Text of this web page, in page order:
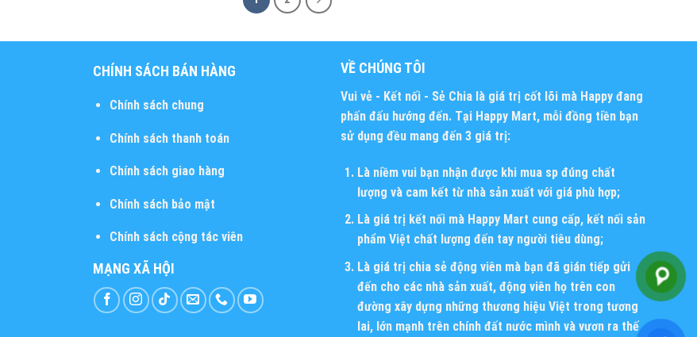
CHÍNH SÁCH BÁN HÀNG
Chính sách chung
Chính sách thanh toán
Chính sách giao hàng
Chính sách bảo mật
Chính sách cộng tác viên
MẠNG XÃ HỘI
VỀ CHÚNG TÔI
Vui vẻ - Kết nối - Sẻ Chia là giá trị cốt lõi mà Happy đang
phấn đấu hướng đến. Tại Happy Mart, mỗi đồng tiền bạn
sử dụng đều mang đến 3 giá trị:
Là niềm vui bạn nhận được khi mua sp đúng chất
lượng và cam kết từ nhà sản xuất với giá phù hợp;
Là giá trị kết nối mà Happy Mart cung cấp, kết nối sản
phẩm Việt chất lượng đến tay người tiêu dùng;
Là giá trị chia sẻ động viên mà bạn đã gián tiếp gửi
đến cho các nhà sản xuất, động viên họ trên con
đường xây dựng những thương hiệu Việt trong tương
lai, lớn mạnh trên chính đất nước mình và vươn ra thế